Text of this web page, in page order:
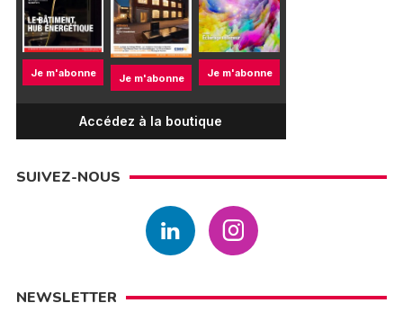
Je m'abonne Je m'abonne Je m'abonne
Accédez à la boutique
SUIVEZ-NOUS
NEWSLETTER